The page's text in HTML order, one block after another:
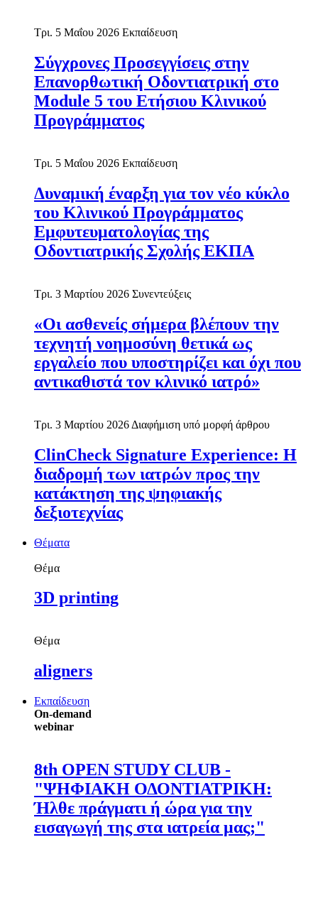
Τρι. 5 Μαΐου 2026 Εκπαίδευση
Σύγχρονες Προσεγγίσεις στην
Επανορθωτική Οδοντιατρική στο
Module 5 του Ετήσιου Κλινικού
Προγράμματος
Τρι. 5 Μαΐου 2026 Εκπαίδευση
Δυναμική έναρξη για τον νέο κύκλο
του Κλινικού Προγράμματος
Εμφυτευματολογίας της
Οδοντιατρικής Σχολής ΕΚΠΑ
Τρι. 3 Μαρτίου 2026 Συνεντεύξεις
«Οι ασθενείς σήμερα βλέπουν την
τεχνητή νοημοσύνη θετικά ως
εργαλείο που υποστηρίζει και όχι που
αντικαθιστά τον κλινικό ιατρό»
Τρι. 3 Μαρτίου 2026 Διαφήμιση υπό μορφή άρθρου
ClinCheck Signature Experience: Η
διαδρομή των ιατρών προς την
κατάκτηση της ψηφιακής
δεξιοτεχνίας
Θέματα
Θέμα
3D printing
Θέμα
aligners
Εκπαίδευση
On-demand
webinar
8th OPEN STUDY CLUB -
"ΨΗΦΙΑΚΗ ΟΔΟΝΤΙΑΤΡΙΚΗ:
Ήλθε πράγματι ή ώρα για την
εισαγωγή της στα ιατρεία μας;"